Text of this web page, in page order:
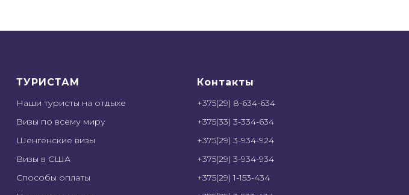
ТУРИСТАМ
Наши туристы на отдыхе
Визы по всему миру
Шенгенские визы
Визы в США
Способы оплаты
Контакты
+375(29) 8-634-634
+375(33) 3-334-634
+375(29) 3-934-924
+375(29) 3-934-934
+375(29) 1-153-434